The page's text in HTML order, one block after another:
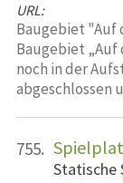
URL:
Baugebiet "Auf
Baugebiet
noch in der
abgeschlossen
755.
Statische